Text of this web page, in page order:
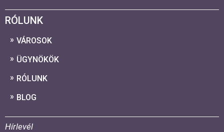
RÓLUNK
VÁROSOK
ÜGYNÖKÖK
RÓLUNK
BLOG
Hírlevél